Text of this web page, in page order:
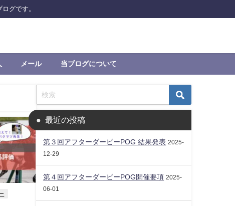
グです。
メール 当ブログについて
最近の投稿
第３回アフターダービーPOG 結果発表 2025-
12-29
第４回アフターダービーPOG開催要項 2025-
06-01